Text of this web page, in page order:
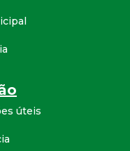
úteis